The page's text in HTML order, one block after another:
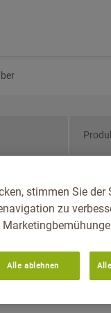
stimmen Sie der
zu
Alle ablehnen